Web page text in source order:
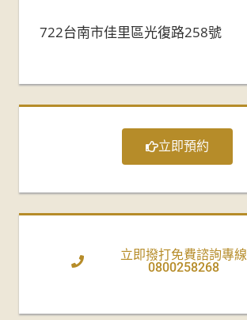
722台南市佳里區光復路258號
立即預約
立即撥打免費諮詢專線
0800258268